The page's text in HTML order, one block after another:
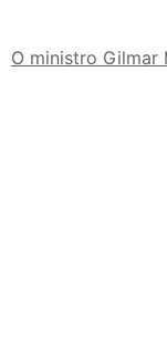
O ministro Gilmar